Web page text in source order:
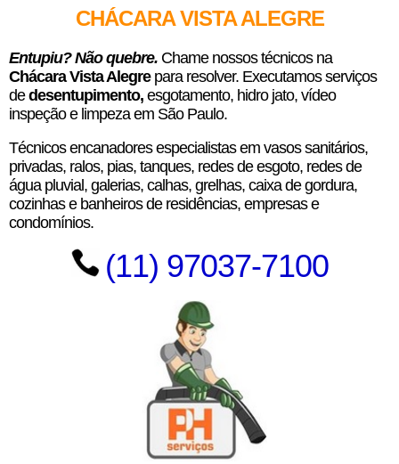
CHÁCARA VISTA ALEGRE
Entupiu? Não quebre. Chame nossos técnicos na
Chácara Vista Alegre para resolver. Executamos serviços
dedesentupimento, esgotamento, hidro jato, vídeo
inspeção e limpeza em São Paulo.
Técnicos encanadores especialistas em vasos sanitários,
privadas, ralos, pias, tanques, redes de esgoto, redes de
água pluvial, galerias, calhas, grelhas, caixa de gordura,
cozinhas e banheiros de residências, empresas e
condomínios.
(11) 97037-7100